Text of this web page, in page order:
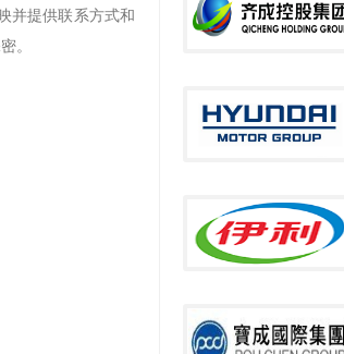
并提供联系方式和
。